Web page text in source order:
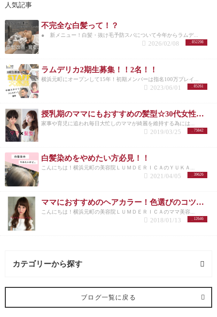
人気記事
不完全な白髪って！？
● 新メニュー！白髪・抜け毛予防スパについて今年からラムデ...
852298
2026/02/08
ラムデリカ2期生募集！！2名！！
横浜元町にオープンして15年！初期メンバーは指名100万プレイ...
85261
2023/06/01
授乳期のママにもおすすめの髪型☆30代女性を若く見せるスタイル特集☆
家事や育児に追われ毎日大忙しのママが綺麗を維持する為には...
75842
2019/03/25
白髪染めをやめたい方必見！！
こんにちは！横浜元町の美容院ＬＵＭＤＥＲＩＣＡのＹＵＫＡ...
39626
2021/04/05
ママにおすすめのヘアカラー！色選びのコツ＆きれいを保つ『潤ツヤアンチエイジングカラー』
こんにちは！横浜元町の美容院ＬＵＭＤＥＲＩＣＡのママ美容...
12646
2018/01/13
カテゴリーから探す
求人 (2記事)
ブログ一覧に戻る